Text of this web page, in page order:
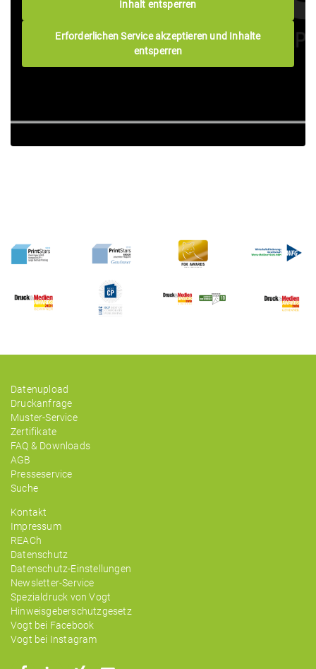
Inhalt entsperren
Erforderlichen Service akzeptieren und Inhalte
entsperren
Datenupload
Druckanfrage
Muster-Service
Zertifikate
FAQ & Downloads
AGB
Presseservice
Suche
Kontakt
Impressum
REACh
Datenschutz
Datenschutz-Einstellungen
Newsletter-Service
Spezialdruck von Vogt
Hinweisgeberschutzgesetz
Vogt bei Facebook
Vogt bei Instagram